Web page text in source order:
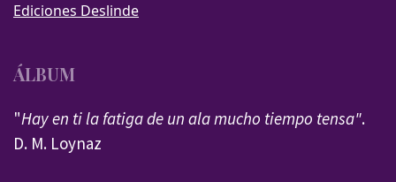
Ediciones Deslinde
ÁLBUM
"Hay en ti la fatiga de un ala mucho tiempo tensa".
D. M. Loynaz